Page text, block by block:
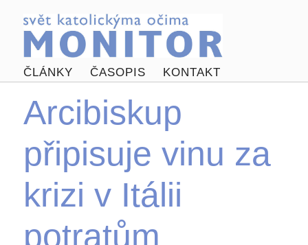
ČLÁNKY ČASOPIS KONTAKT
Arcibiskup
připisuje vinu za
krizi v Itálii
potratům